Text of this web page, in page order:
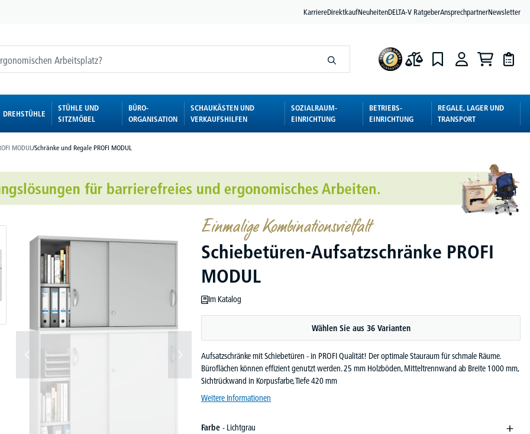
KarriereDirektkaufNeuheitenDELTA-V RatgeberAnsprechpartnerNewsletter
DREHSTÜHLE
STÜHLE UND
SITZMÖBEL
BÜRO-
ORGANISATION
SCHAUKÄSTEN UND
VERKAUFSHILFEN
SOZIALRAUM-
EINRICHTUNG
BETRIEBS-
EINRICHTUNG
REGALE, LAGER UND
TRANSPORT
MODUL/Schränke und Regale PROFI MODUL
Einmalige Kombinationsvielfalt
Schiebetüren-Aufsatzschränke PROFI
MODUL
Im Katalog
Wählen Sie aus 36 Varianten
Aufsatzschränke mit Schiebetüren - in PROFI Qualität! Der optimale Stauraum für schmale Räume.
Büroflächen können effizient genutzt werden. 25 mm Holzböden, Mitteltrennwand ab Breite 1000 mm,
Sichtrückwand in Korpusfarbe, Tiefe 420 mm
Weitere Informationen
Farbe - Lichtgrau